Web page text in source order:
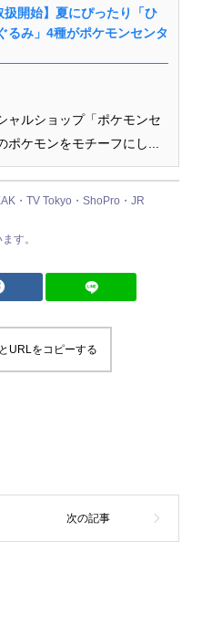
扱開始】夏にぴったり「ひ
るみ」4種がポケモンセンタ
ャルショップ「ポケモンセ
ケモンをモチーフにし...
・TV Tokyo・ShoPro・JR
す。
URLをコピーする